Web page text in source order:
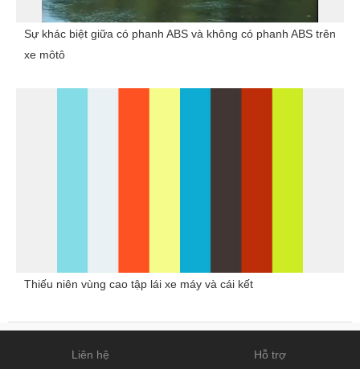
Sự khác biệt giữa có phanh ABS và không có phanh ABS trên
xe môtô
Thiếu niên vùng cao tập lái xe máy và cái kết
Liên hệ Hỗ trợ